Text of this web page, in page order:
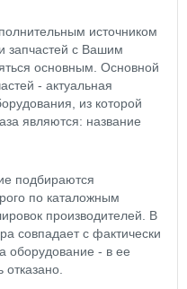
источником
запчастей с Вашим
основным. Основной
- актуальная
из которой
являются: название
подбираются
по каталожным
производителей. В
совпадает с фактически
оборудование - в ее